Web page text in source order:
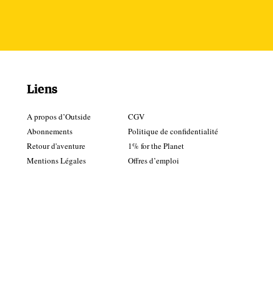
Liens
A propos d’Outside
Abonnements
Retour d'aventure
Mentions Légales
CGV
Politique de confidentialité
1% for the Planet
Offres d’emploi